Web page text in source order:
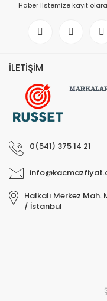
Haber listemize kayıt
İLETİŞİM
0(541) 375 14 21
Halkalı Merkez
/ İstanbul